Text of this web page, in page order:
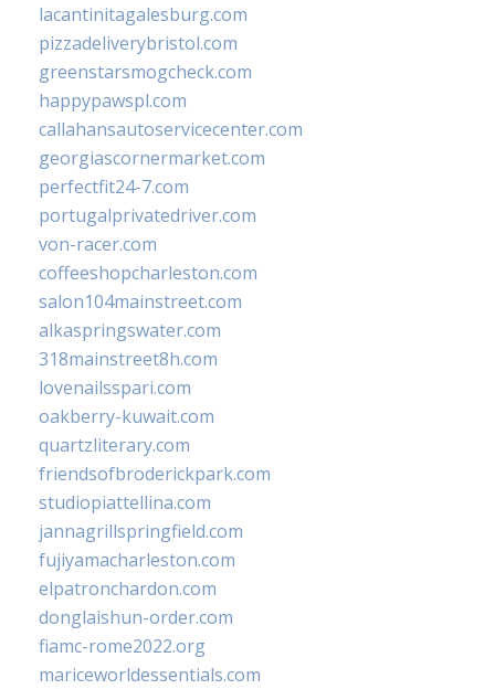
lacantinitagalesburg.com
pizzadeliverybristol.com
greenstarsmogcheck.com
happypawspl.com
callahansautoservicecenter.com
georgiascornermarket.com
perfectfit24-7.com
portugalprivatedriver.com
von-racer.com
coffeeshopcharleston.com
salon104mainstreet.com
alkaspringswater.com
318mainstreet8h.com
lovenailsspari.com
oakberry-kuwait.com
quartzliterary.com
friendsofbroderickpark.com
studiopiattellina.com
jannagrillspringfield.com
fujiyamacharleston.com
elpatronchardon.com
donglaishun-order.com
fiamc-rome2022.org
mariceworldessentials.com